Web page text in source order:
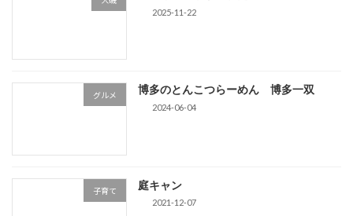
2025-11-22
グルメ 博多のとんこつらーめん 博多一双
2024-06-04
子育て 庭キャン
2021-12-07